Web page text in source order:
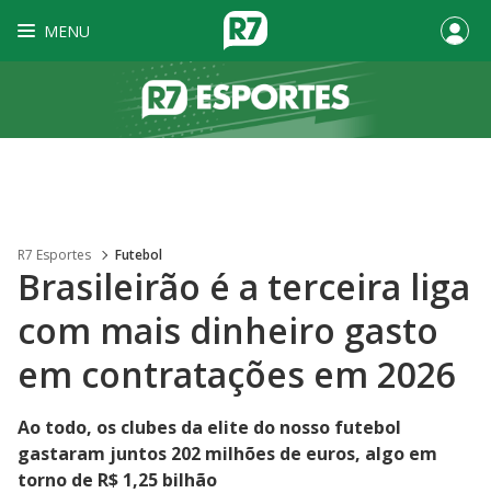
MENU
R7 Esportes Futebol
Brasileirão é a terceira liga
com mais dinheiro gasto
em contratações em 2026
Ao todo, os clubes da elite do nosso futebol
gastaram juntos 202 milhões de euros, algo em
torno de R$ 1,25 bilhão